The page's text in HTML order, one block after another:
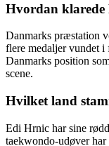
Hvordan klarede
Danmarks præstation
flere medaljer vundet i
Danmarks position
scene.
Hvilket land
Edi Hrnic har sine
taekwondo-udøver